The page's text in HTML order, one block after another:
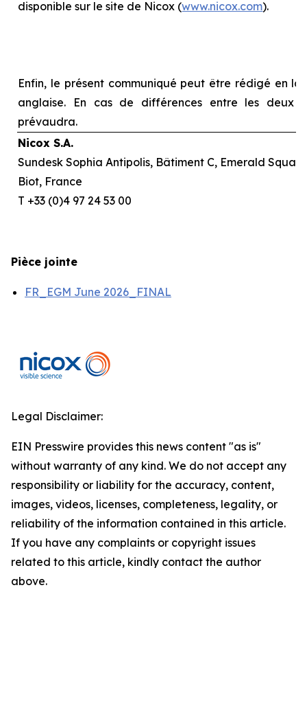
disponible sur le site de Nicox (www.nicox.com).
Enfin, le présent communiqué peut être rédigé en
anglaise. En cas de différences entre les deux
prévaudra.
Nicox S.A.
Sundesk Sophia Antipolis, Bâtiment C, Emerald
Biot, France
T +33 (0)4 97 24 53 00
Pièce jointe
FR_EGM June 2026_FINAL
Legal Disclaimer:
EIN Presswire provides this news content "as is"
without warranty of any kind. We do not accept any
responsibility or liability for the accuracy, content,
images, videos, licenses, completeness, legality, or
reliability of the information contained in this article.
If you have any complaints or copyright issues
related to this article, kindly contact the author
above.